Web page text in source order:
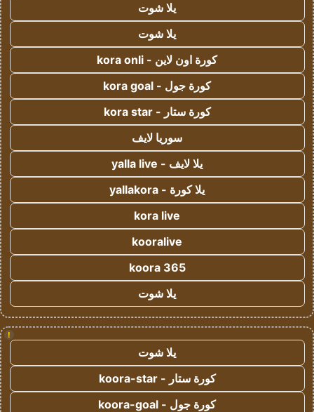
يلا شوت
يلا شوت
كورة اون لاين - kora onli
كورة جول - kora goal
كورة ستار - kora star
سوريا لايف
يلا لايف - yalla live
يلا كورة - yallakora
kora live
kooralive
koora 365
يلا شوت
!
يلا شوت
كورة ستار - koora-star
كورة جول - koora-goal